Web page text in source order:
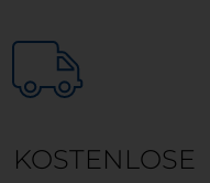
KOSTENLOSE